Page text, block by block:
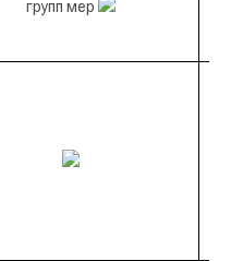
групп мер